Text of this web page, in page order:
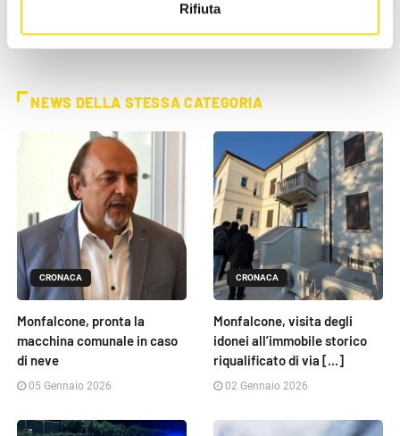
Rifiuta
NEWS DELLA STESSA CATEGORIA
CRONACA
Monfalcone, pronta la
macchina comunale in caso
di neve
05 Gennaio 2026
CRONACA
Monfalcone, visita degli
idonei all’immobile storico
riqualificato di via [...]
02 Gennaio 2026